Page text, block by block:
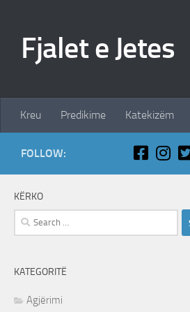
Fjalet e Jetes
Kreu Predikime Katekizëm
FOLLOW:
KËRKO
Search
for:
KATEGORITË
Agjërimi